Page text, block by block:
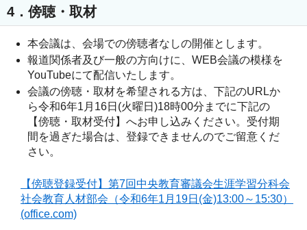
4．傍聴・取材
本会議は、会場での傍聴者なしの開催とします。
報道関係者及び一般の方向けに、WEB会議の模様を
YouTubeにて配信いたします。
会議の傍聴・取材を希望される方は、下記のURLか
ら令和6年1月16日(火曜日)18時00分までに下記の
【傍聴・取材受付】へお申し込みください。受付期
間を過ぎた場合は、登録できませんのでご留意くだ
さい。
【傍聴登録受付】第7回中央教育審議会生涯学習分科会
社会教育人材部会（令和6年1月19日(金)13:00～15:30）
(office.com)